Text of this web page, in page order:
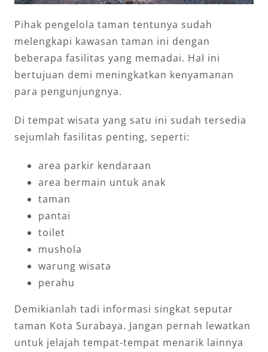
Pihak pengelola taman tentunya sudah
melengkapi kawasan taman ini dengan
beberapa fasilitas yang memadai. Hal ini
bertujuan demi meningkatkan kenyamanan
para pengunjungnya.
Di tempat wisata yang satu ini sudah tersedia
sejumlah fasilitas penting, seperti:
area parkir kendaraan
area bermain untuk anak
taman
pantai
toilet
mushola
warung wisata
perahu
Demikianlah tadi informasi singkat seputar
taman Kota Surabaya. Jangan pernah lewatkan
untuk jelajah tempat-tempat menarik lainnya